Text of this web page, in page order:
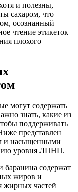
и полезны,
сахаром, что
осознанный
чтение этикеток
плохого
могут содержать
знать, какие из
поддерживать
представлен
и насыщенными
уровня ЛПНП.
баранина содержат
жиров и
жирных частей